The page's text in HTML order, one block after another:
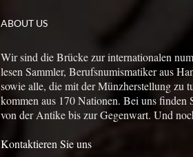
ABOUT US
Wir sind die Brücke zur internationalen
lesen Sammler, Berufsnumismatiker aus
sowie alle, die mit der Münzherstellung zu
kommen aus 170 Nationen. Bei uns finden
von der Antike bis zur Gegenwart. Und
Kontaktieren Sie uns